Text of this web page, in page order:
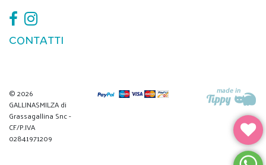
CONTATTI
© 2026
GALLINASMILZA di
Grassagallina Snc -
CF/P.IVA
02841971209